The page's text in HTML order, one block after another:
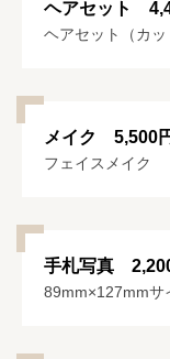
ヘアセット
ヘアセット（カッ
メイク 5,500
フェイスメイク
手札写真
89mm×127mmサ